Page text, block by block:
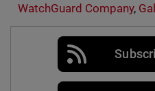
WatchGuard Company,